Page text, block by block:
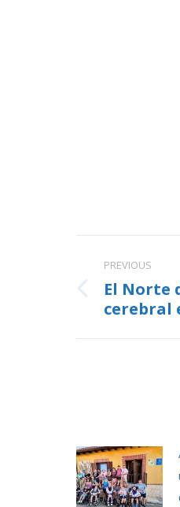
Post
PREVIOUS
Previous
post:
El Norte
cerebral